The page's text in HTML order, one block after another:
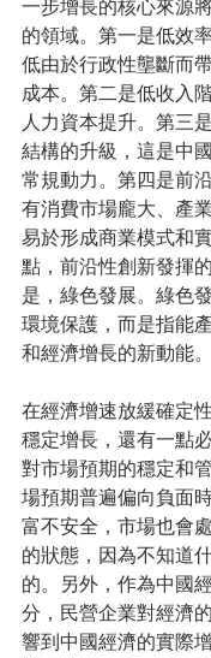
一步增長的核心來源
的領域。第一是低效
低由於行政性壟斷而
成本。第二是低收入
人力資本提升。第三
結構的升級，這是中
常規動力。第四是前
有消費市場龐大、產
易於形成商業模式和
點，前沿性創新發揮
是，綠色發展。綠色
環境保護，而是指能
和經濟增長的新動能。
在經濟增速放緩確定
穩定增長，還有一點
對市場預期的穩定和
場預期普遍偏向負面
富不安全，市場也會
的狀態，因為不知道
的。另外，作為中國
分，民營企業對經濟
響到中國經濟的實際